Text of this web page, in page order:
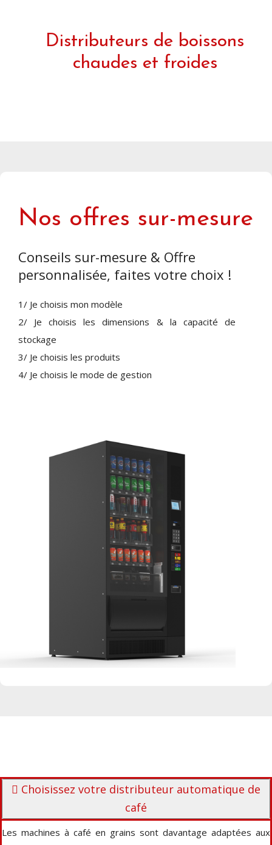
Distributeurs de boissons
chaudes et froides
Nos offres sur-mesure
Conseils sur-mesure & Offre
personnalisée, faites votre choix !
1/ Je choisis mon modèle
2/ Je choisis les dimensions & la capacité de
stockage
3/ Je choisis les produits
4/ Je choisis le mode de gestion
Choisissez votre distributeur automatique de
café
Les machines à café en grains sont davantage adaptées aux